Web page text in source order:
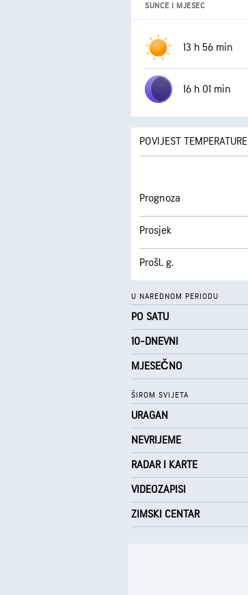
SUNCE I MJESEC
13 h 56 min
16 h 01 min
POVIJEST TEMPERATURE
Prognoza
Prosjek
Prošl. g.
U NAREDNOM PERIODU
PO SATU
10-DNEVNI
MJESEČNO
ŠIROM SVIJETA
URAGAN
NEVRIJEME
RADAR I KARTE
VIDEOZAPISI
ZIMSKI CENTAR